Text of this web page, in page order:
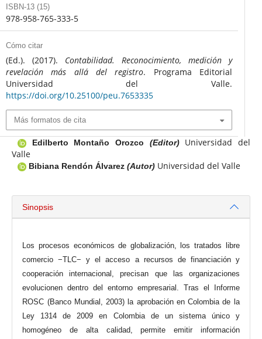
ISBN-13 (15)
978-958-765-333-5
Cómo citar
(Ed.). (2017). Contabilidad. Reconocimiento, medición y
revelación más allá del registro. Programa Editorial
Universidad del Valle.
https://doi.org/10.25100/peu.7653335
Más formatos de cita
Edilberto Montaño Orozco (Editor)
Universidad del
Valle
Bibiana Rendón Álvarez (Autor) Universidad del Valle
Sinopsis
Los procesos económicos de globalización, los tratados libre
comercio −TLC− y el acceso a recursos de financiación y
cooperación internacional, precisan que las organizaciones
evolucionen dentro del entorno empresarial. Tras el Informe
ROSC (Banco Mundial, 2003) la aprobación en Colombia de la
Ley 1314 de 2009 en Colombia de un sistema único y
homogéneo de alta calidad, permite emitir información